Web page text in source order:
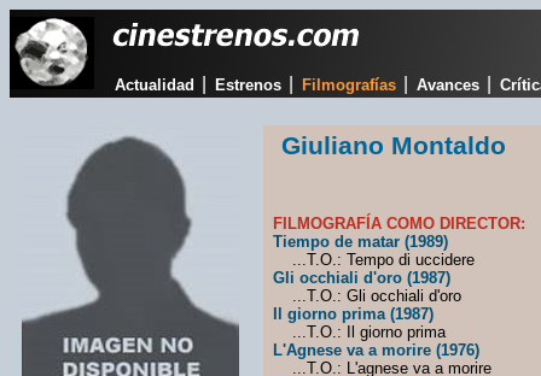
Actualidad Estrenos Filmografías Avances
Giuliano Montaldo
FILMOGRAFÍA COMO DIRECTOR:
Tiempo de matar (1989)
...T.O.: Tempo di uccidere
Gli occhiali d'oro (1987)
...T.O.: Gli occhiali d'oro
Il giorno prima (1987)
...T.O.: Il giorno prima
L'Agnese va a morire (1976)
...T.O.: L'agnese va a morire